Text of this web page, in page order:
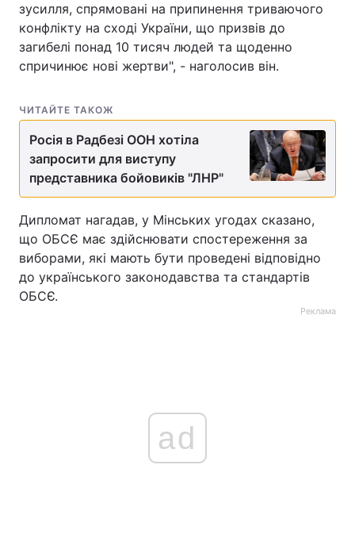
зусилля, спрямовані на припинення триваючого
конфлікту на сході України, що призвів до
загибелі понад 10 тисяч людей та щоденно
спричинює нові жертви", - наголосив він.
ЧИТАЙТЕ ТАКОЖ
Росія в Радбезі ООН хотіла
запросити для виступу
представника бойовиків "ЛНР"
Дипломат нагадав, у Мінських угодах сказано,
що ОБСЄ має здійснювати спостереження за
виборами, які мають бути проведені відповідно
до українського законодавства та стандартів
ОБСЄ.
Реклама
ad